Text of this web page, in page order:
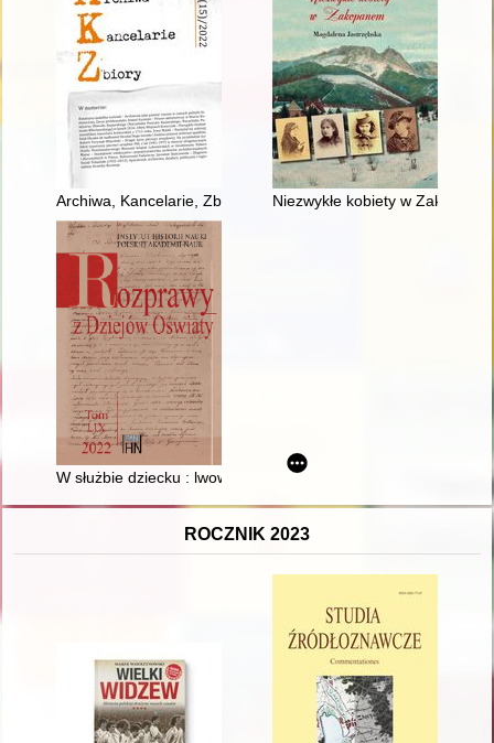
Archiwa, Kancelarie, Zbiory. Nr 13 (2022)Niezwykłe kobiety w
W służbie dziecku : lwowski etap działalności Janiny Kelles-
ROCZNIK 2023